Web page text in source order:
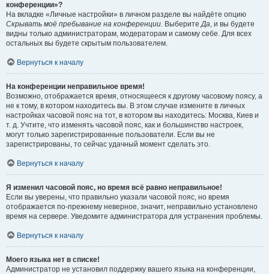
конференции»?
На вкладке «Личные настройки» в личном разделе вы найдёте опцию
Скрывать моё пребывание на конференции. ВыберитеДа, и вы будете
видны только администраторам, модераторам и самому себе. Для всех
остальных вы будете скрытым пользователем.
Вернуться к началу
На конференции неправильное время!
Возможно, отображается время, относящееся к другому часовому поясу, а
не к тому, в котором находитесь вы. В этом случае измените в личных
настройках часовой пояс на тот, в котором вы находитесь: Москва, Киев и
т. д. Учтите, что изменять часовой пояс, как и большинство настроек,
могут только зарегистрированные пользователи. Если вы не
зарегистрированы, то сейчас удачный момент сделать это.
Вернуться к началу
Я изменил часовой пояс, но время всё равно неправильное!
Если вы уверены, что правильно указали часовой пояс, но время
отображается по-прежнему неверное, значит, неправильно установлено
время на сервере. Уведомите администратора для устранения проблемы.
Вернуться к началу
Моего языка нет в списке!
Администратор не установил поддержку вашего языка на конференции,